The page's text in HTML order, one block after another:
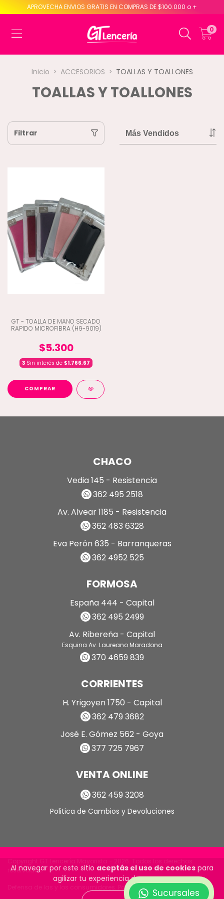
APROVECHA ENVIOS GRATIS EN COMPRAS DE $100.000 o +
0
Al navegar por este sitio aceptás el uso de cookies para
agilizar tu experiencia de compra.
Inicio > ACCESORIOS > TOALLAS Y TOALLONES
TOALLAS Y TOALLONES
Filtrar
GT - TOALLA DE MANO SECADO
RAPIDO MICROFIBRA (H9-9019)
$5.300
3 Sin interés de $1.766,67
COMPRAR
Sucursales
CHACO
Vedia 145 - Resistencia
362 495 2518
Av. Alvear 1185 - Resistencia
362 483 6328
Eva Perón 635 - Barranqueras
362 4952 525
FORMOSA
España 444 - Capital
362 495 2499
Av. Ribereña - Capital
Esquina Av. Laureano Maradona
370 4659 839
CORRIENTES
H. Yrigoyen 1750 - Capital
362 479 3682
José E. Gómez 562 - Goya
377 725 7967
VENTA ONLINE
362 459 3208
Politica de Cambios y Devoluciones
Copyright GT Lencería Mayorista - 2026. Todos los derechos
reservados.
Defensa de las y los consumidores. Para reclamos
ingrese aquí